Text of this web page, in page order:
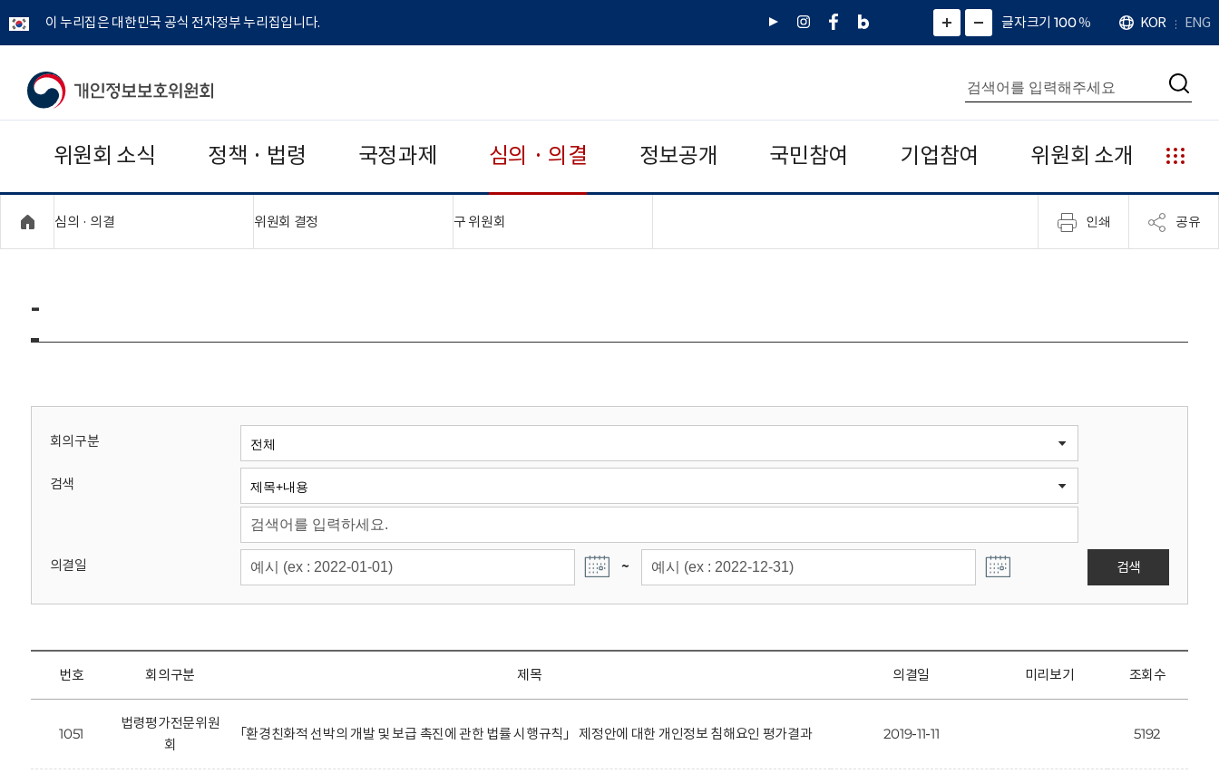
이 누리집은 대한민국 공식 전자정부 누리집입니다.
유
인
페
네
그
)
화
면
면
소
확
대
치
글자크기 100%
언
어
KOR ENG
개
보
보
위
회
통
합
검
색
검
위원회 소식 정책 · 법령 국정과제 심의 · 의결 정보공개 국민참여 기업참여 위원회 소개
누
리
집
안
심의 · 의결 위원회 결정 구 위원회 인쇄 공유
-
회의구분
검색
의결일 ~ 검색
번호 회의구분 제목 의결일 미리보기 조회수
1051
법령평가전문위원
회
「환경친화적 선박의 개발 및 보급 촉진에 관한 법률 시행규칙」 제정안에 대한 개인정보 침해요인 평가결과 2019-11-11 5192